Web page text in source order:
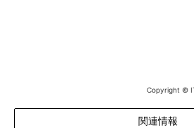
Copyright ©
関連情報